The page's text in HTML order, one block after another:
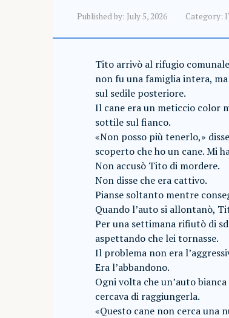
Published by: July 5, 2026 Category:
Tito arrivò al rifugio
non fu una famiglia intera,
sul sedile posteriore.
Il cane era un meticcio color
sottile sul fianco.
«Non posso più tenerlo,»
scoperto che ho un cane. Mi
Non accusò Tito di mordere.
Non disse che era cattivo.
Pianse soltanto mentre
Quando l’auto si allontanò,
Per una settimana rifiutò di
aspettando che lei tornasse.
Il problema non era
Era l’abbandono.
Ogni volta che un’auto
cercava di raggiungerla.
«Questo cane non cerca una